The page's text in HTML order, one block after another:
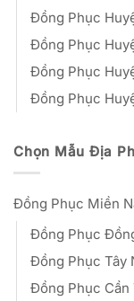
Đồng Phục
Đồng Phục
Đồng Phục
Đồng Phục
Chọn Mẫu Địa
Đồng Phục Miền
Đồng Phục
Đồng Phục Tây
Đồng Phục Cần